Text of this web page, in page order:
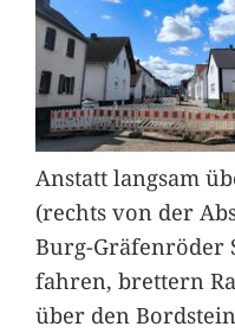
Anstatt langsam
(rechts von der
Burg-Gräfenröder
fahren, brettern
über den